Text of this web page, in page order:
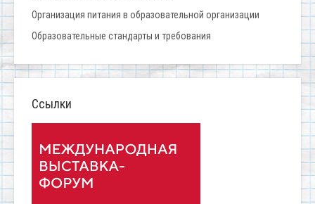
Организация питания в образовательной организации
Образовательные стандарты и требования
Ссылки